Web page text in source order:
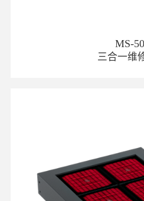
MS-
三合一维